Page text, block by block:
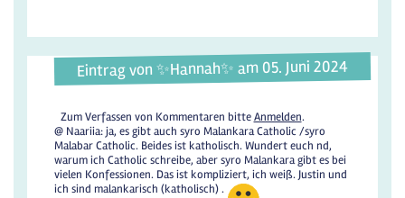
Eintrag von ✨️Hannah✨️ am 05. Juni 2024
Zum Verfassen von Kommentaren bitteAnmelden.
@ Naariia: ja, es gibt auch syro Malankara Catholic /syro
Malabar Catholic. Beides ist katholisch. Wundert euch nd,
warum ich Catholic schreibe, aber syro Malankara gibt es bei
vielen Konfessionen. Das ist kompliziert, ich weiß. Justin und
ich sind malankarisch (katholisch) .